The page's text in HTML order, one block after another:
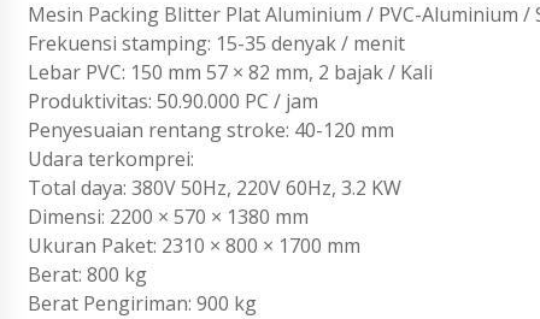
Mesin Packing Blitter Plat Aluminium / PVC-Aluminium /
Frekuensi stamping: 15-35 denyak / menit
Lebar PVC: 150 mm 57 × 82 mm, 2 bajak / Kali
Produktivitas: 50.90.000 PC / jam
Penyesuaian rentang stroke: 40-120 mm
Udara terkomprei:
Total daya: 380V 50Hz, 220V 60Hz, 3.2 KW
Dimensi: 2200 × 570 × 1380 mm
Ukuran Paket: 2310 × 800 × 1700 mm
Berat: 800 kg
Berat Pengiriman: 900 kg